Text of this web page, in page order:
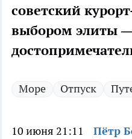
советский
выбором элиты
Море Отпуск
10 июня 21:11 Пётр